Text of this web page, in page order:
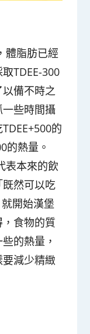
體脂肪已經
TDEE-300
備不時之
些時間攝
的
的熱量。
表本來的飲
然可以吃
開始漢堡
食物的質
的熱量，
要減少精緻